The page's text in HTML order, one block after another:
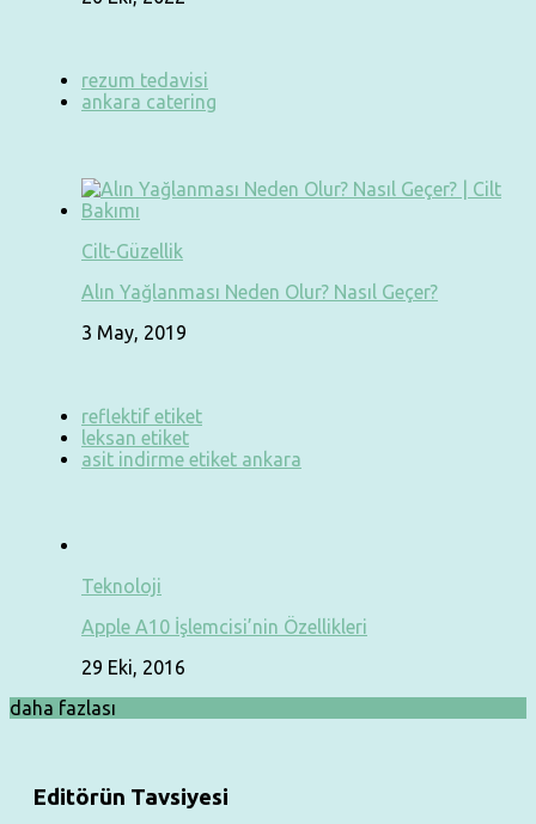
rezum tedavisi
ankara catering
Cilt-Güzellik
Alın Yağlanması Neden Olur? Nasıl Geçer?
3 May, 2019
reflektif etiket
leksan etiket
asit indirme etiket ankara
Teknoloji
Apple A10 İşlemcisi’nin Özellikleri
29 Eki, 2016
daha fazlası
Editörün Tavsiyesi